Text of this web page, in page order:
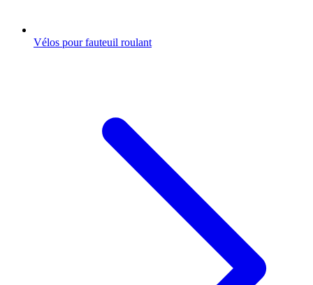
Vélos pour fauteuil roulant